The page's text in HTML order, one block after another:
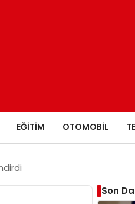
EĞITIM OTOMOBIL
Son